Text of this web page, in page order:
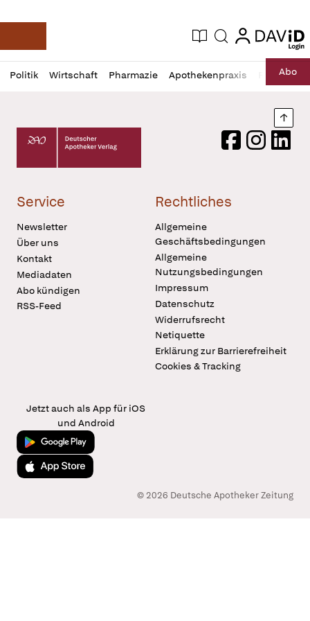
Deutsche Apotheker Zeitung
Aktuelle Ausgabe
Suche login
login
Politik Wirtschaft Pharmazie Apothekenpraxis RechtAbo
Profil
öffnen
Daz
Pur
Deutscher Apotheker Verlag Logo
FacebookInstagram
Service
Newsletter
Über uns
Kontakt
Mediadaten
Abo kündigen
RSS-Feed
Rechtliches
Allgemeine
Geschäftsbedingungen
Allgemeine
Nutzungsbedingungen
Impressum
Datenschutz
Widerrufsrecht
Netiquette
Erklärung zur Barrierefreiheit
Cookies & Tracking
Jetzt auch als App für iOS
und Android
Jetzt bei Google Play
Laden im App Store
© 2026 Deutsche Apotheker Zeitung